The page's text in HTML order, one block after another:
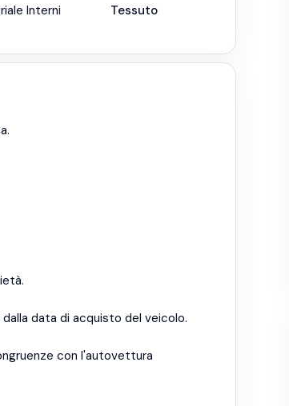
Interni Tessuto
data di acquisto del veicolo.
con l'autovettura